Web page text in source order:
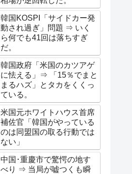
韓国KOSPI「サイドカー発
動され過ぎ」問題 ⇒ いく
ら何でも41回は落ちすぎ
だ。
韓国政府「米国のカツアゲ
に怯える」⇒ 「15％でまと
まるハズ」とタカをくくっ
ている。
米国元ホワイトハウス首席
補佐官「韓国がやっている
のは同盟国の取る行動では
ない」
中国･重慶市で驚愕の地す
べり ⇒ 当局が嘘つくも瞬